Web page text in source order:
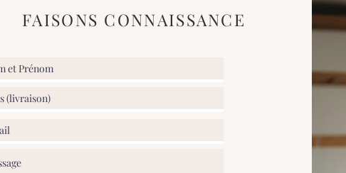
Toutes les images, textes et le contenu de notre boutique sont la propriété exclusive
de ATELIER58E SPRL © et ne peuvent en aucun cas faire l'objet de reproduction
partielle ou totale. Tout litige relève de la compétence exclusive des tribunaux de
FAISONS CONNAISSANCE